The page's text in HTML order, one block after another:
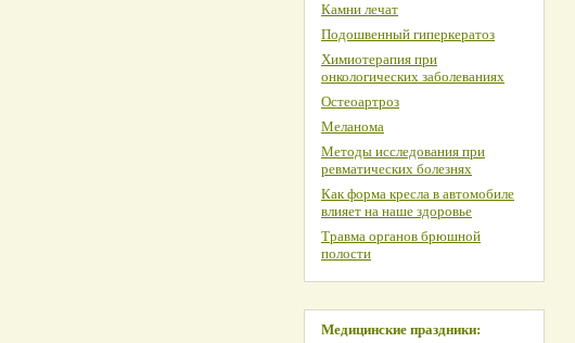
Камни лечат
Подошвенный гиперкератоз
Химиотерапия при
онкологических заболеваниях
Остеоартроз
Меланома
Методы исследования при
ревматических болезнях
Как форма кресла в автомобиле
влияет на наше здоровье
Травма органов брюшной
полости
Медицинские праздники: